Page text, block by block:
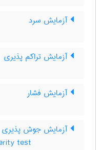
آزمایش سرد
آزمایش تراکم پذیری
آزمایش فشار
آزمایش جوش پذیری
test